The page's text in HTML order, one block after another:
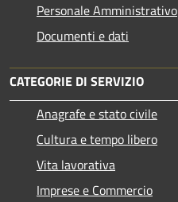
Personale Amministrativo
Documenti e dati
CATEGORIE DI SERVIZIO
Anagrafe e stato civile
Cultura e tempo libero
Vita lavorativa
Imprese e Commercio